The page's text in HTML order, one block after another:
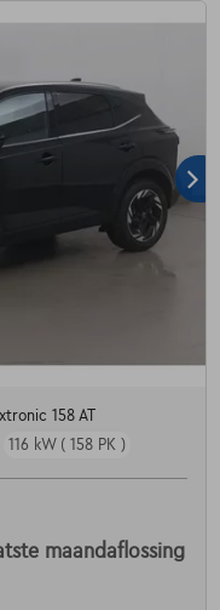
158 AT
116 kW ( 158 PK )
maandaflossing